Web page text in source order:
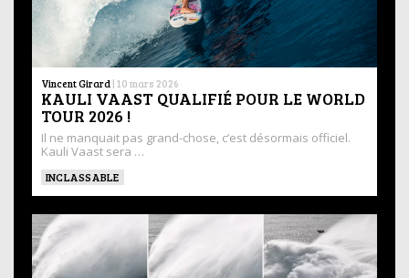
Vincent Girard | 10 mars 2026
KAULI VAAST QUALIFIÉ POUR LE WORLD
TOUR 2026 !
Il ne manquait pas grand-chose, c’est désormais officiel.
Kauli Vaast sera …
INCLASSABLE